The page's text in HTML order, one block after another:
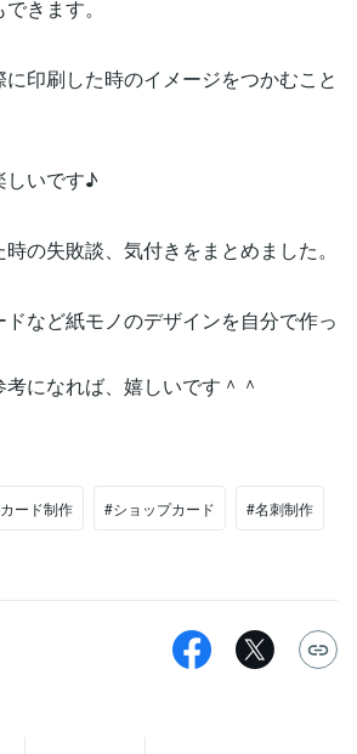
きます。
印刷した時のイメージをつかむこと
しいです♪
の失敗談、気付きをまとめました。
など紙モノのデザインを自分で作っ
考になれば、嬉しいです＾＾
ード制作 #ショップカード #名刺制作